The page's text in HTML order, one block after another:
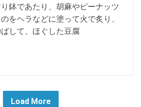
鉢であたり、胡麻やピーナッツ
をヘラなどに塗って火で炙り、
して、ほぐした豆腐
Load More